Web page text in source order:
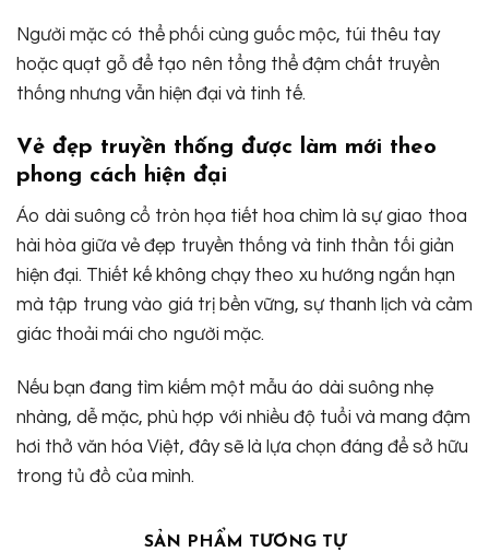
Người mặc có thể phối cùng guốc mộc, túi thêu tay
hoặc quạt gỗ để tạo nên tổng thể đậm chất truyền
thống nhưng vẫn hiện đại và tinh tế.
Vẻ đẹp truyền thống được làm mới theo
phong cách hiện đại
Áo dài suông cổ tròn họa tiết hoa chìm là sự giao thoa
hài hòa giữa vẻ đẹp truyền thống và tinh thần tối giản
hiện đại. Thiết kế không chạy theo xu hướng ngắn hạn
mà tập trung vào giá trị bền vững, sự thanh lịch và cảm
giác thoải mái cho người mặc.
Nếu bạn đang tìm kiếm một mẫu áo dài suông nhẹ
nhàng, dễ mặc, phù hợp với nhiều độ tuổi và mang đậm
hơi thở văn hóa Việt, đây sẽ là lựa chọn đáng để sở hữu
trong tủ đồ của mình.
SẢN PHẨM TƯƠNG TỰ